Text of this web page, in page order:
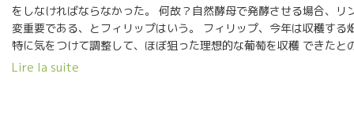
をしなければならなかった。 何故？自然酵母で発酵させる場合、リ
変重要である、とフィリップはいう。 フィリップ、今年は収穫する
特に気をつけて調整して、ほぼ狙った理想的な葡萄を収穫 できたと
の葡萄達には、畑で過ごした、この一年の湿気、熱、風、水、ミク
Lire la suite